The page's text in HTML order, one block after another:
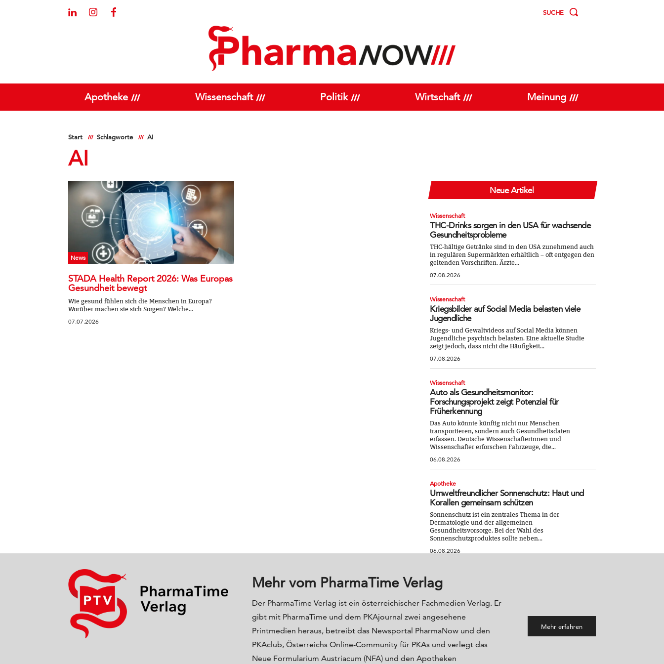
SUCHE
Apotheke Wissenschaft Politik Wirtschaft Meinung
Start Schlagworte AI
AI
News
STADA Health Report 2026: Was Europas
Gesundheit bewegt
Wie gesund fühlen sich die Menschen in Europa?
Worüber machen sie sich Sorgen? Welche...
07.07.2026
Neue Artikel
Wissenschaft
THC-Drinks sorgen in den USA für wachsende
Gesundheitsprobleme
THC-hältige Getränke sind in den USA zunehmend auch
in regulären Supermärkten erhältlich – oft entgegen den
geltenden Vorschriften. Ärzte...
07.08.2026
Wissenschaft
Kriegsbilder auf Social Media belasten viele
Jugendliche
Kriegs- und Gewaltvideos auf Social Media können
Jugendliche psychisch belasten. Eine aktuelle Studie
zeigt jedoch, dass nicht die Häufigkeit...
07.08.2026
Wissenschaft
Auto als Gesundheitsmonitor:
Forschungsprojekt zeigt Potenzial für
Früherkennung
Das Auto könnte künftig nicht nur Menschen
transportieren, sondern auch Gesundheitsdaten
erfassen. Deutsche Wissenschafterinnen und
Wissenschafter erforschen Fahrzeuge, die...
06.08.2026
Apotheke
Umweltfreundlicher Sonnenschutz: Haut und
Korallen gemeinsam schützen
Sonnenschutz ist ein zentrales Thema in der
Dermatologie und der allgemeinen
Gesundheitsvorsorge. Bei der Wahl des
Sonnenschutzproduktes sollte neben...
06.08.2026
Mehr vom PharmaTime Verlag
Der PharmaTime Verlag ist ein österreichischer Fachmedien Verlag. Er
gibt mit PharmaTime und dem PKAjournal zwei angesehene
Printmedien heraus, betreibt das Newsportal PharmaNow und den
PKAclub, Österreichs Online-Community für PKAs und verlegt das
Neue Formularium Austriacum (NFA) und den Apotheken
Mehr erfahren